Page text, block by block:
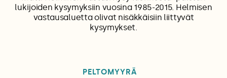
lukijoiden kysymyksiin vuosina 1985-2015. Helmisen
vastausaluetta olivat nisäkkäisiin liittyvät
kysymykset.
PELTOMYYRÄ